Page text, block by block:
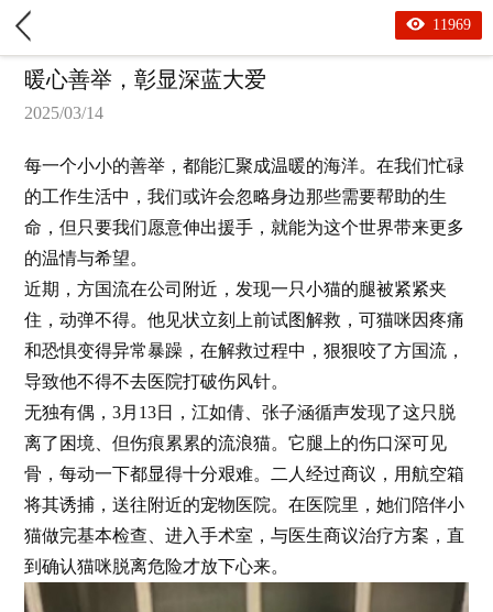
11969
暖心善举，彰显深蓝大爱
2025/03/14
每一个小小的善举，都能汇聚成温暖的海洋。在我们忙碌
的工作生活中，我们或许会忽略身边那些需要帮助的生
命，但只要我们愿意伸出援手，就能为这个世界带来更多
的温情与希望。
近期，方国流在公司附近，发现一只小猫的腿被紧紧夹
住，动弹不得。他见状立刻上前试图解救，可猫咪因疼痛
和恐惧变得异常暴躁，在解救过程中，狠狠咬了方国流，
导致他不得不去医院打破伤风针。
无独有偶，3月 13日，江如倩、张子涵循声发现了这只脱
离了困境、但伤痕累累的流浪猫。它腿上的伤口深可见
骨，每动一下都显得十分艰难。二人经过商议，用航空箱
将其诱捕，送往附近的宠物医院。在医院里，她们陪伴小
猫做完基本检查、进入手术室，与医生商议治疗方案，直
到确认猫咪脱离危险才放下心来。